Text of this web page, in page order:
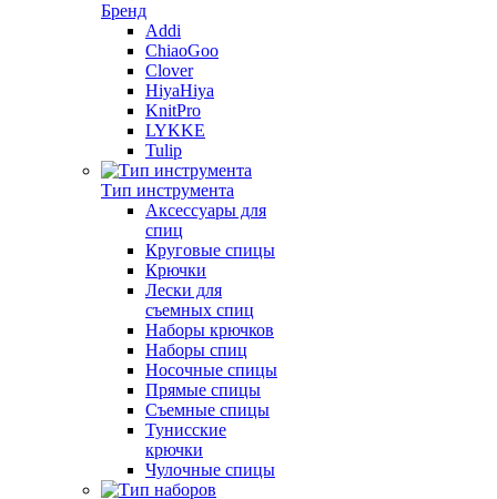
Бренд
Addi
ChiaoGoo
Clover
HiyaHiya
KnitPro
LYKKE
Tulip
Тип инструмента
Аксессуары для
спиц
Круговые спицы
Крючки
Лески для
съемных спиц
Наборы крючков
Наборы спиц
Носочные спицы
Прямые спицы
Съемные спицы
Тунисские
крючки
Чулочные спицы